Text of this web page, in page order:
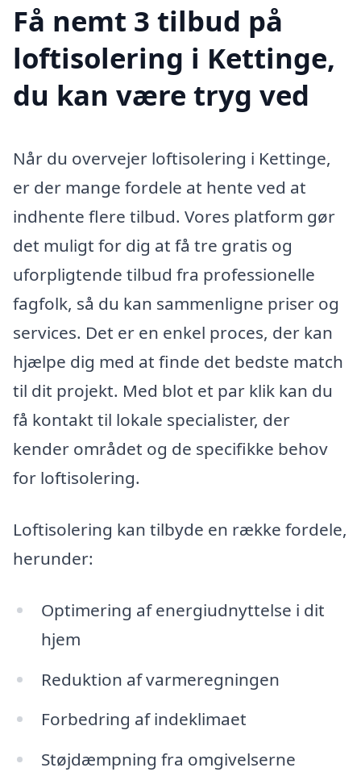
Få nemt 3 tilbud på
loftisolering i Kettinge,
du kan være tryg ved
Når du overvejer loftisolering i Kettinge,
er der mange fordele at hente ved at
indhente flere tilbud. Vores platform gør
det muligt for dig at få tre gratis og
uforpligtende tilbud fra professionelle
fagfolk, så du kan sammenligne priser og
services. Det er en enkel proces, der kan
hjælpe dig med at finde det bedste match
til dit projekt. Med blot et par klik kan du
få kontakt til lokale specialister, der
kender området og de specifikke behov
for loftisolering.
Loftisolering kan tilbyde en række fordele,
herunder:
Optimering af energiudnyttelse i dit
hjem
Reduktion af varmeregningen
Forbedring af indeklimaet
Støjdæmpning fra omgivelserne